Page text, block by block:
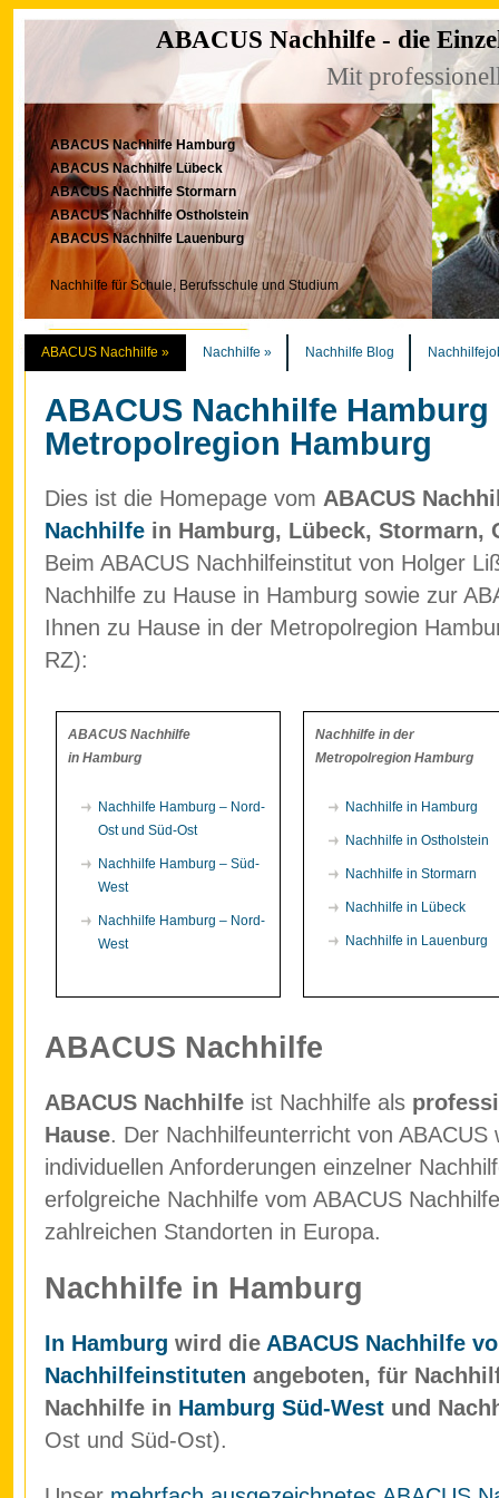
ABACUS Nachhilfe - die
Mit
ABACUS Nachhilfe Hamburg
ABACUS Nachhilfe Lübeck
ABACUS Nachhilfe Stormarn
ABACUS Nachhilfe Ostholstein
ABACUS Nachhilfe Lauenburg
Nachhilfe für Schule, Berufsschule und Studium
ABACUS Nachhilfe » Nachhilfe » Nachhilfe Blog
ABACUS Nachhilfe Hamburg
Metropolregion Hamburg
Dies ist die Homepage vom ABACUS
Nachhilfe in Hamburg, Lübeck, Stormarn,
Beim ABACUS Nachhilfeinstitut von Holger
Nachhilfe zu Hause in Hamburg sowie zur
Ihnen zu Hause in der Metropolregion
RZ):
ABACUS Nachhilfe
in Hamburg
Nachhilfe Hamburg – Nord-
Ost und Süd-Ost
Nachhilfe Hamburg – Süd-
West
Nachhilfe Hamburg – Nord-
West
Nachhilfe in der
Metropolregion Hamburg
Nachhilfe in Hamburg
Nachhilfe in Ostholstein
Nachhilfe in Stormarn
Nachhilfe in Lübeck
Nachhilfe in Lauenburg
ABACUS Nachhilfe
ABACUS Nachhilfe ist Nachhilfe als
Hause. Der Nachhilfeunterricht von
individuellen Anforderungen einzelner
erfolgreiche Nachhilfe vom ABACUS
zahlreichen Standorten in Europa.
Nachhilfe in Hamburg
In Hamburg wird die ABACUS Nachhilfe
Nachhilfeinstituten angeboten, für
Nachhilfe in Hamburg Süd-West und
Ost und Süd-Ost).